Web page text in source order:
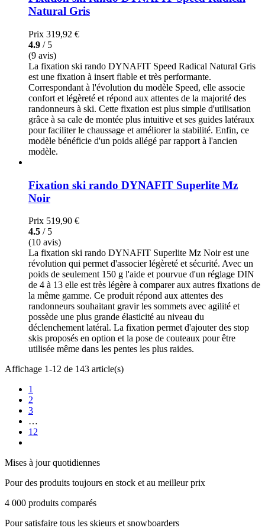
Natural Gris
Prix 319,92 €
4.9 / 5
(9 avis)
La fixation ski rando DYNAFIT Speed Radical Natural Gris
est une fixation à insert fiable et très performante.
Correspondant à l'évolution du modèle Speed, elle associe
confort et légèreté et répond aux attentes de la majorité des
randonneurs à ski. Cette fixation est plus simple d'utilisation
grâce à sa cale de montée plus intuitive et ses guides latéraux
pour faciliter le chaussage et améliorer la stabilité. Enfin, ce
modèle bénéficie d'un poids allégé par rapport à l'ancien
modèle.
Fixation ski rando DYNAFIT Superlite Mz
Noir
Prix 519,90 €
4.5 / 5
(10 avis)
La fixation ski rando DYNAFIT Superlite Mz Noir est une
révolution qui permet d'associer légèreté et sécurité. Avec un
poids de seulement 150 g l'aide et pourvue d'un réglage DIN
de 4 à 13 elle est très légère à comparer aux autres fixations de
la même gamme. Ce produit répond aux attentes des
randonneurs souhaitant gravir les sommets avec agilité et
possède une plus grande élasticité au niveau du
déclenchement latéral. La fixation permet d'ajouter des stop
skis proposés en option et la pose de couteaux pour être
utilisée même dans les pentes les plus raides.
Affichage 1-12 de 143 article(s)
1
2
3
…
12
Mises à jour quotidiennes
Pour des produits toujours en stock et au meilleur prix
4 000 produits comparés
Pour satisfaire tous les skieurs et snowboarders